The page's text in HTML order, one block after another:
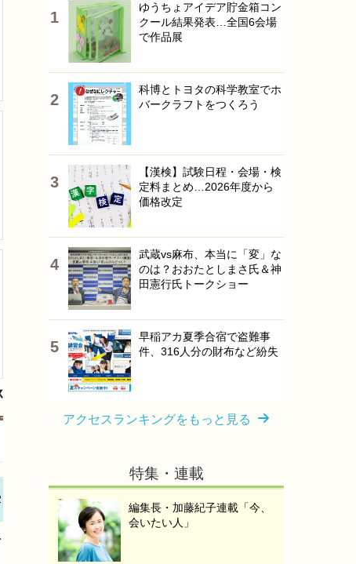
ゆうちょアイデア貯金箱コン
クール結果発表…全国6会場
で作品展
科博とトヨタの科学教室でホ
バークラフトをつくろう
【漢検】試験日程・会場・検
定料まとめ…2026年度から
価格改定
武蔵vs麻布、本当に「変」な
のは？おおたとしまさ氏＆神
田憲行氏トークショー
早稲アカ夏季合宿で盗難事
件、316人分の財布など紛失
アクセスランキングをもっと見る
特集・連載
編集長・加藤紀子連載「今、
会いたい人」